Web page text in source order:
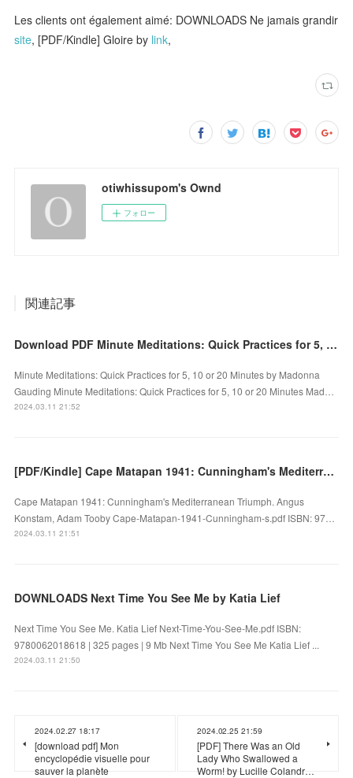
Les clients ont également aimé: DOWNLOADS Ne jamais grandir
site, [PDF/Kindle] Gloire by link,
otiwhissupom's Ownd
フォロー
関連記事
Download PDF Minute Meditations: Quick Practices for 5, 10 or 20 Minutes by Madonna Gauding
Minute Meditations: Quick Practices for 5, 10 or 20 Minutes by Madonna
Gauding Minute Meditations: Quick Practices for 5, 10 or 20 Minutes Mad…
2024.03.11 21:52
[PDF/Kindle] Cape Matapan 1941: Cunningham's Mediterranean Triumph by Angus Konstam, Adam Tooby
Cape Matapan 1941: Cunningham's Mediterranean Triumph. Angus
Konstam, Adam Tooby Cape-Matapan-1941-Cunningham-s.pdf ISBN: 97…
2024.03.11 21:51
DOWNLOADS Next Time You See Me by Katia Lief
Next Time You See Me. Katia Lief Next-Time-You-See-Me.pdf ISBN:
9780062018618 | 325 pages | 9 Mb Next Time You See Me Katia Lief ...
2024.03.11 21:50
2024.02.27 18:17
[download pdf] Mon
encyclopédie visuelle pour
sauver la planète
2024.02.25 21:59
[PDF] There Was an Old
Lady Who Swallowed a
Worm! by Lucille Colandr…